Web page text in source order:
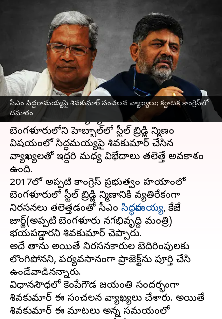
సీఎం సిద్దరామయ్యపై శివకుమార్ సంచలన వ్యాఖ్యలు; కర్ణాటక కాంగ్రెస్‌లో
దమారం
సీఎం సిద్దరామయ్యపై శివకుమార్
సంచలన వ్యాఖ్యలు; కర్ణాటక
కాంగ్రెస్‌లో దమారం
Jun 28, 2023 06:30 pm
ఈ వార్తాకథనం ఏంటి
కర్ణాటకసీఎం సిద్దరామయ్యపై డిప్యూటీ సీఎండీకే
శివ‌కుమార్కీలక వ్యాఖ్యలు చేశారు.
బెంగళూరులోని హెబ్బాల్‌లో స్టీల్‌ బ్రిడ్జి నిర్మాణం
విషయంలో సిద్ధరామయ్యపై శివకుమార్ చేసిన
వ్యాఖ్యలతో ఇద్దరి మధ్య విభేదాలు తలెత్తే అవకాశం
ఉంది.
2017లో అప్పటి కాంగ్రెస్ ప్రభుత్వం హయాంలో
బెంగళూరులో స్టీల్‌ బ్రిడ్జి నిర్మాణానికి వ్యతిరేకంగా
నిరసనలు తలెత్తడంతో సీఎం సిద్ధరామయ్య, కేజే
జార్జ్(అప్పటి బెంగళూరు నగరాభివృద్ధి మంత్రి)
భయపడ్డారని శివకుమార్ చెప్పారు.
అదే తాను అయితే నిరసనకారుల బెదిరింపులకు
లొంగిపోనని, పర్యవసానంగా ప్రాజెక్ట్‌ను పూర్తి చేసి
ఉండేవాడినన్నారు.
విధానసౌధలో కెంపేగౌడ జయంతి సందర్భంగా
శివకుమార్ ఈ సంచలన వ్యాఖ్యలు చేశారు. అయితే
శివకుమార్ ఈ మాటలు అన్న సమయంలో